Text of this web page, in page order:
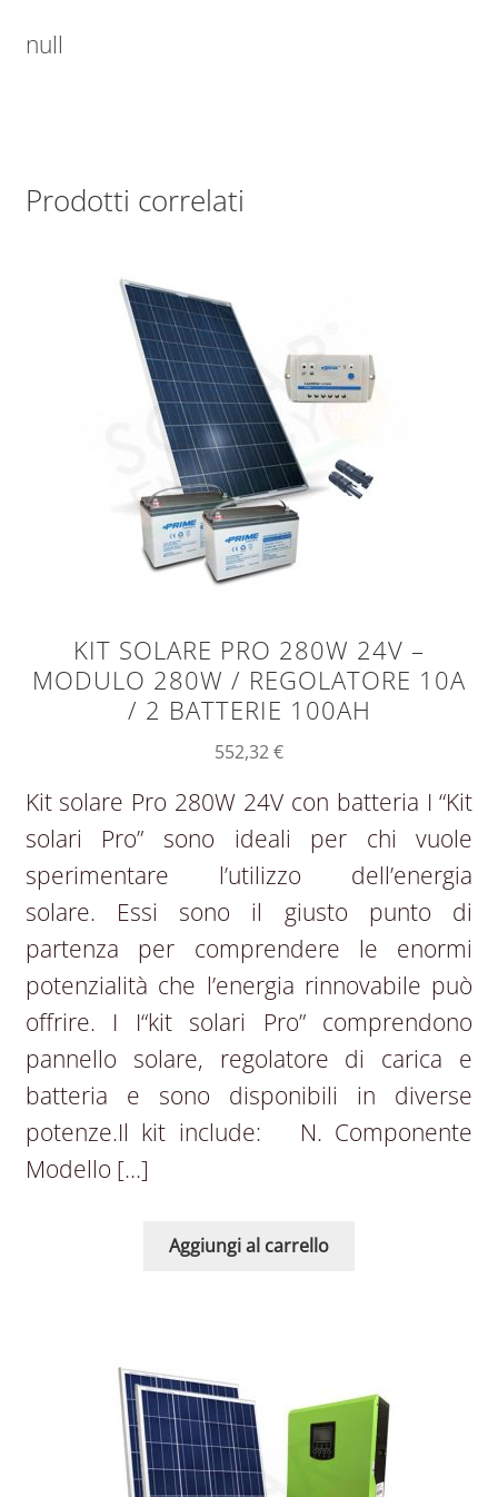
null
Prodotti correlati
KIT SOLARE PRO 280W 24V –
MODULO 280W / REGOLATORE 10A
/ 2 BATTERIE 100AH
552,32€
Kit solare Pro 280W 24V con batteria I “Kit
solari Pro” sono ideali per chi vuole
sperimentare l’utilizzo dell’energia
solare. Essi sono il giusto punto di
partenza per comprendere le enormi
potenzialità che l’energia rinnovabile può
offrire. I I“kit solari Pro” comprendono
pannello solare, regolatore di carica e
batteria e sono disponibili in diverse
potenze.Il kit include: N. Componente
Modello […]
Aggiungi al carrello